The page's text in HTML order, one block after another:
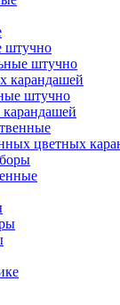
штучно
штучно
карандашей
штучно
цветных